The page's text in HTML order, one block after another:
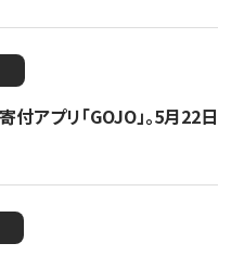
アプリ「GOJO」。5月22日